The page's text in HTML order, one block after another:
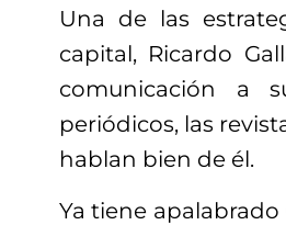
Una de las
capital, Ricardo
comunicación a
periódicos, las
hablan bien de él.
Ya tiene